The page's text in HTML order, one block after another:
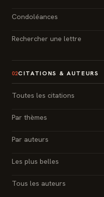
Condoléances
Rechercher une lettre
02CITATIONS & AUTEURS
Toutes les citations
Par thèmes
Par auteurs
Les plus belles
Tous les auteurs